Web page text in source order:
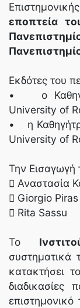
εποπτεία
Εκδότες του
• ο
University of
• η
University of
Την Εισαγωγή
 Αναστασία
 Giorgio Piras
 Rita Sassu
Το
συστηματικά
κατακτήσει
διαδικασίες